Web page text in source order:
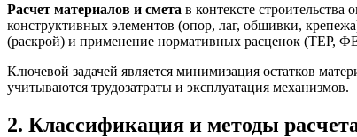
Расчет материалов и смета в контексте
конструктивных элементов (опор, лаг, обшивки,
(раскрой) и применение нормативных расценок (ТЕР,
Ключевой задачей является минимизация остатков
учитываются трудозатраты и эксплуатация механизмов.
2. Классификация и методы